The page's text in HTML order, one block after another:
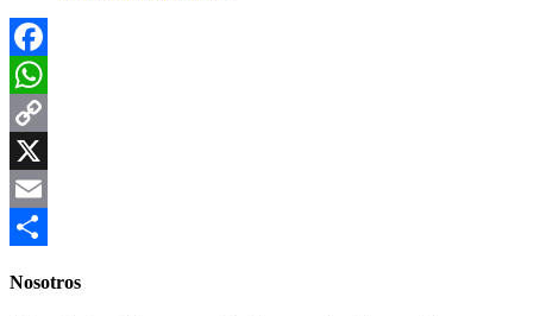
Facebook
WhatsApp
Copy
Link
X
Email
Nosotros